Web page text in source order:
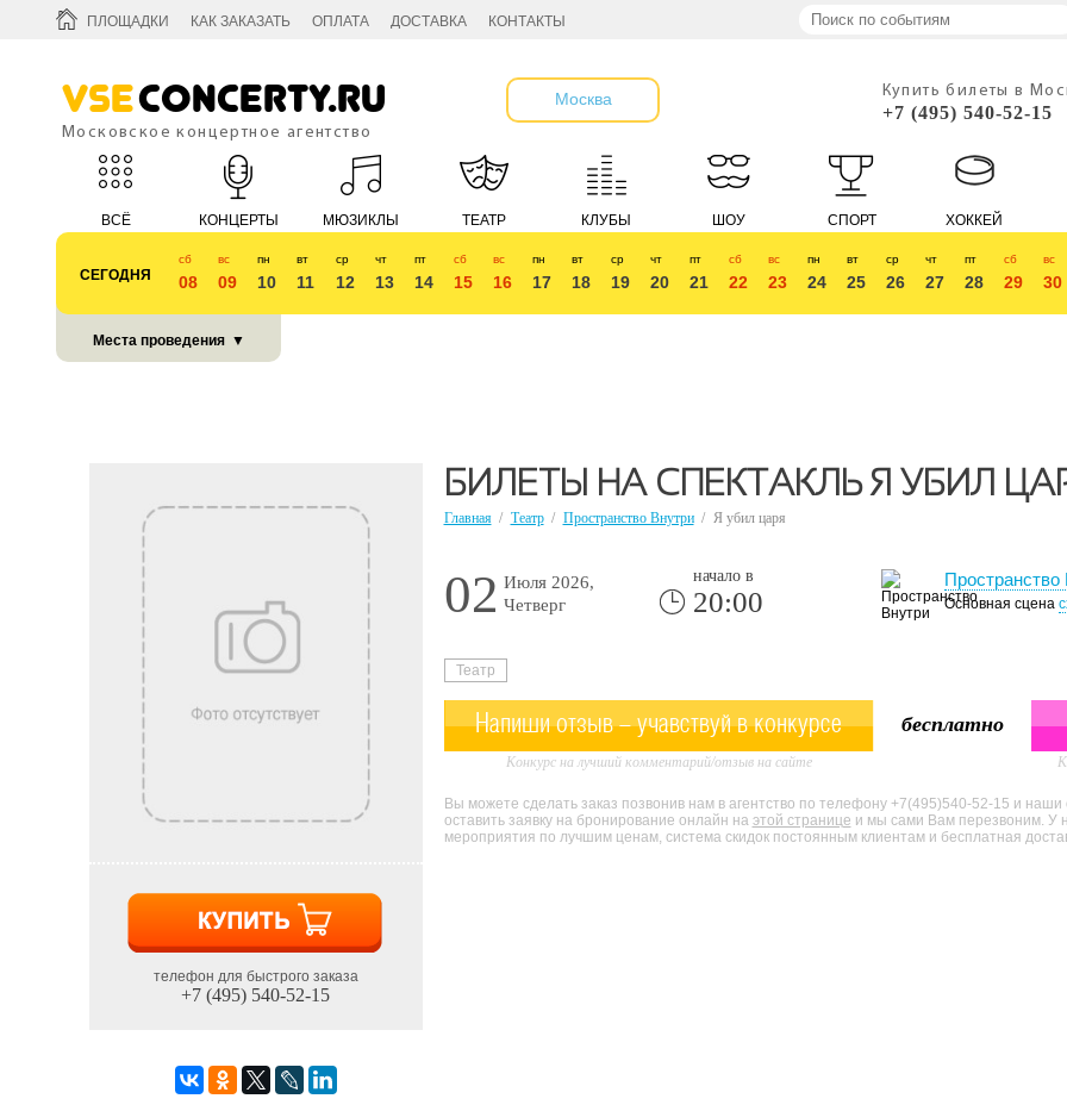
ПЛОЩАДКИ КАК ЗАКАЗАТЬ ОПЛАТА ДОСТАВКА КОНТАКТЫ
VseConcerty.ru
Московское концертное агентство
Москва Купить билеты в
+7 (495) 540-52-15
ВСЁ КОНЦЕРТЫ МЮЗИКЛЫ ТЕАТР КЛУБЫ ШОУ СПОРТ ХОККЕЙ
СЕГОДНЯ
сб
08
вс
09
пн
10
вт
11
ср
12
чт
13
пт
14
сб
15
вс
16
пн
17
вт
18
ср
19
чт
20
пт
21
сб
22
вс
23
пн
24
вт
25
ср
26
чт
27
пт
28
сб
29
вс
30
Места проведения ▼
телефон для быстрого заказа
+7 (495) 540-52-15
БИЛЕТЫ НА СПЕКТАКЛЬ Я УБИЛ
Главная / Театр / Пространство Внутри / Я убил царя
02 Июля 2026,
Четверг
начало в
20:00
Пространство
Основная сцена
Театр
Напиши отзыв - учавствуй в конкурсе
Конкурс на лучший комментарий/отзыв на сайте
бесплатно
Вы можете сделать заказ позвонив нам в агентство по телефону +7(495)540-52-15 и
оставить заявку на бронирование онлайн на этой странице и мы сами Вам перезвоним. У
мероприятия по лучшим ценам, система скидок постоянным клиентам и бесплатная